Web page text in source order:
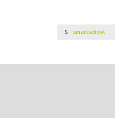
smartschool